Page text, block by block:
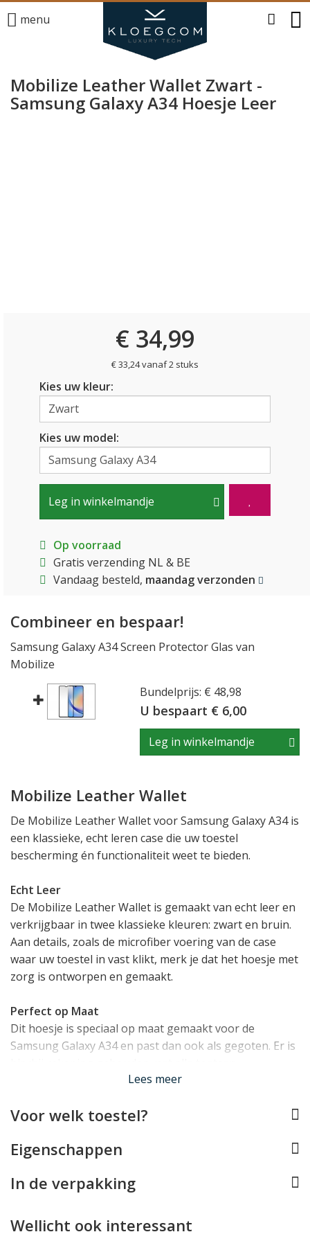
menu
Mobilize Leather Wallet Zwart -
Samsung Galaxy A34 Hoesje Leer
€ 34,99
€ 33,24 vanaf 2 stuks
Kies uw kleur:
Kies uw model:
Leg in winkelmandje
Op voorraad
Gratis verzending NL & BE
Vandaag besteld, maandag verzonden
Combineer en bespaar!
Samsung Galaxy A34 Screen Protector Glas van
Mobilize
Bundelprijs: € 48,98
U bespaart € 6,00
Leg in winkelmandje
Mobilize Leather Wallet
De Mobilize Leather Wallet voor Samsung Galaxy A34 is
een klassieke, echt leren case die uw toestel
bescherming én functionaliteit weet te bieden.
Echt Leer
De Mobilize Leather Wallet is gemaakt van echt leer en
verkrijgbaar in twee klassieke kleuren: zwart en bruin.
Aan details, zoals de microfiber voering van de case
waar uw toestel in vast klikt, merk je dat het hoesje met
zorg is ontworpen en gemaakt.
Perfect op Maat
Dit hoesje is speciaal op maat gemaakt voor de
Samsung Galaxy A34 en past dan ook als gegoten. Er is
aansluitingen en de camera's van het toestel, zodat uw
Het Samsung Galaxy A34 hoesje omsluit uw toestel
een magneetsluiting om deze goed dicht te houden. De
voor de telefoon die van onbreekbaar,
schokabsorberend TPU materiaal gemaakt is. Deze
Lees meer
Voor welk toestel?
Eigenschappen
In de verpakking
Wellicht ook interessant